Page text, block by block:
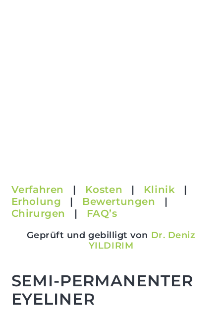
Verfahren | Kosten | Klinik
|
Erholung
| Bewertungen
|
Chirurgen
| FAQ’s
Geprüft und gebilligt von Dr. Deniz
YILDIRIM
SEMI-PERMANENTER
EYELINER